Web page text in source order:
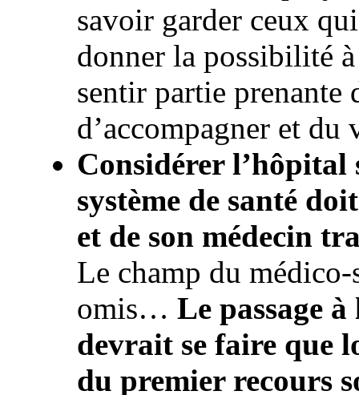
savoir garder ceux
donner la possibilité
sentir partie prenante
d’accompagner et du
Considérer l’hôpital
système de santé
et de son médecin
Le champ du
omis… Le passage
devrait se faire que
du premier recours